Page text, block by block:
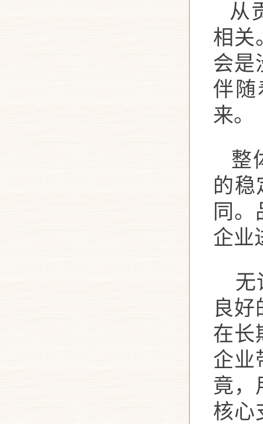
从
相关
会是
伴随
来。
整
的稳
同
企业
无
良
在长
企业
竟，
核心